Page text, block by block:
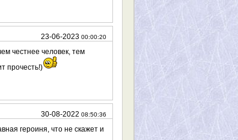
23-06-2023 00:00:20
честнее человек, тем
прочесть!)
30-08-2022 08:50:36
героиня, что не скажет и